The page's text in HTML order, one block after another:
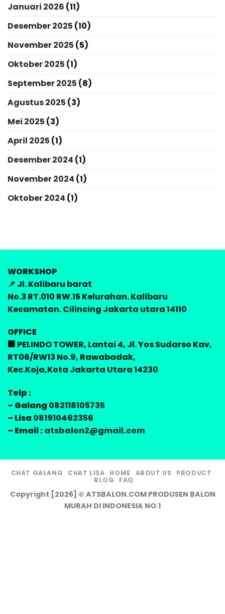
Januari 2026 (11)
Desember 2025 (10)
November 2025 (5)
Oktober 2025 (1)
September 2025 (8)
Agustus 2025 (3)
Mei 2025 (3)
April 2025 (1)
Desember 2024 (1)
November 2024 (1)
Oktober 2024 (1)
WORKSHOP
📌 Jl. Kalibaru barat
No.3 RT.010 RW.15 Kelurahan. Kalibaru
Kecamatan. Cilincing Jakarta utara 14110
OFFICE
🏢 PELINDO TOWER, Lantai 4, Jl. Yos Sudarso Kav,
RT06/RW13 No.9, Rawabadak,
Kec.Koja,Kota Jakarta Utara 14230
Telp :
– Galang 082118105735
– Lisa 081910462356
– Email :atsbalon2@gmail.com
CHAT GALANG CHAT LISA HOME ABOUT US
PRODUCT
BLOG
FAQ
Copyright [2026] © ATSBALON.COM PRODUSEN BALON
MURAH DI INDONESIA NO.1